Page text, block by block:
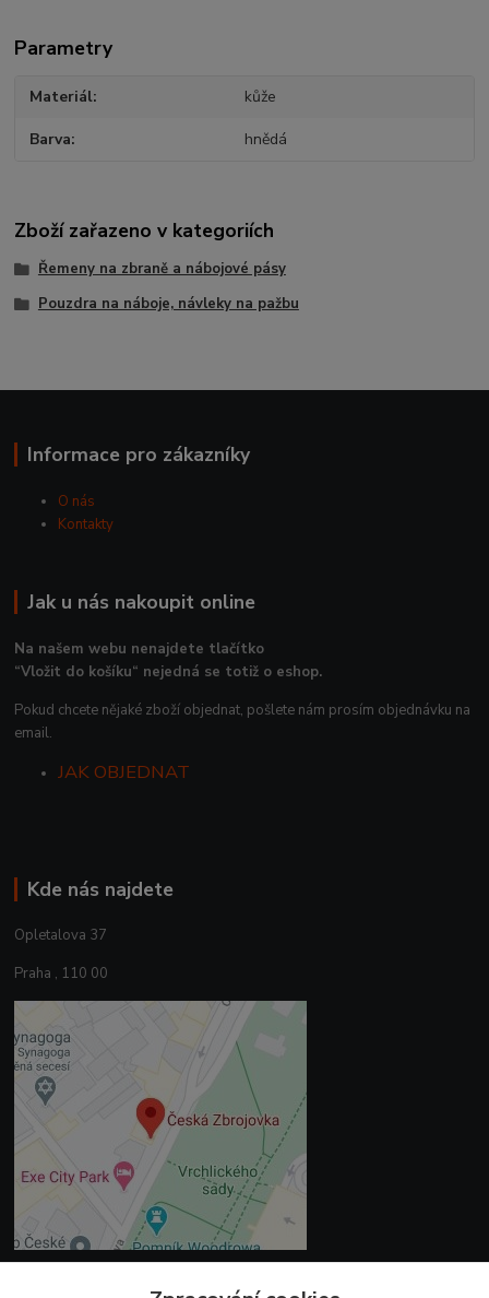
Parametry
Materiál kůže
Barva hnědá
Zboží zařazeno v kategoriích
Řemeny na zbraně a nábojové pásy
Pouzdra na náboje, návleky na pažbu
Informace pro zákazníky
O nás
Kontakty
Jak u nás nakoupit online
Na našem webu nenajdete tlačítko
“Vložit do košíku“ nejedná se totiž o eshop.
Pokud chcete nějaké zboží objednat, pošlete nám prosím objednávku na
email.
JAK OBJEDNAT
Kde nás najdete
Opletalova 37
Praha , 110 00